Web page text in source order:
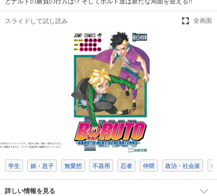
スライドして試し読み 全画面
学生 娘・息子 無愛想 不器用 忍者 仲間 政治・社会派
詳しい情報を見る